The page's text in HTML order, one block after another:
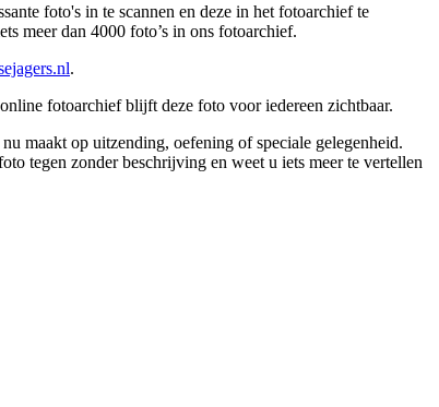
foto's in te scannen en deze in het fotoarchief te
meer dan 4000 foto’s in ons fotoarchief.
.
fotoarchief blijft deze foto voor iedereen zichtbaar.
maakt op uitzending, oefening of speciale gelegenheid.
tegen zonder beschrijving en weet u iets meer te vertellen